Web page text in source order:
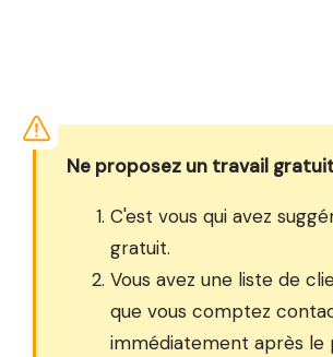
Ne proposez un travail
C'est vous qui avez
gratuit.
Vous avez une liste de
que vous comptez
immédiatement après le